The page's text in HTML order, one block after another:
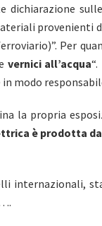
dichiarazione
provenienti
Per
vernici all’acqua
modo
la propria
è prodotta
internazionali,